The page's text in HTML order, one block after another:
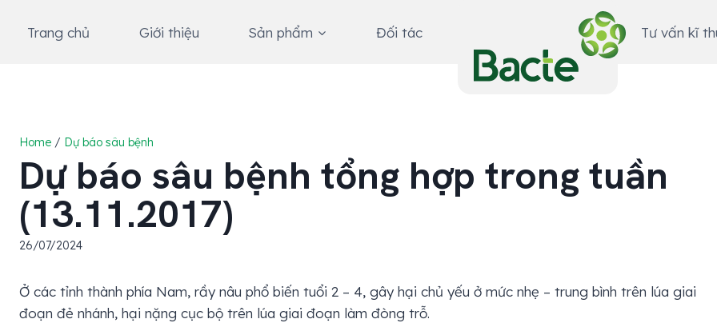
Trang chủ Giới thiệu Sản phẩm Đối tác Tư vấn kĩ
Home / Dự báo sâu bệnh
Dự báo sâu bệnh tổng hợp trong tuần
(13.11.2017)
26/07/2024
Ở các tỉnh thành phía Nam, rầy nâu phổ biến tuổi 2 – 4, gây hại chủ yếu ở mức nhẹ – trung bình trên lúa giai
đoạn đẻ nhánh, hại nặng cục bộ trên lúa giai đoạn làm đòng trỗ.